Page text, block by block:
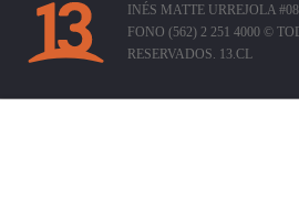
INÉS MATTE URREJOLA
FONO (562) 2 251 4000 ©
RESERVADOS. 13.CL